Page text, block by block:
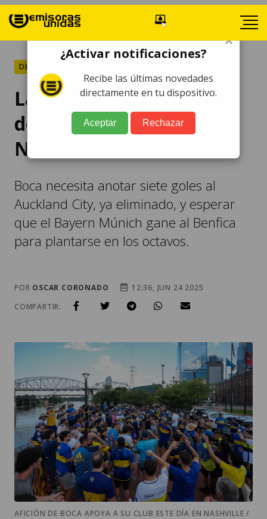
DEPORTES
La Bombonera se
desplaza al 'infierno' de
Nashville
Boca necesita anotar siete goles al
Auckland City, ya eliminado, y esperar
que el Bayern Múnich gane al Benfica
para plantarse en los octavos.
POR OSCAR CORONADO
12:36, JUN 24 2025
COMPARTIR:
AFICIÓN DE BOCA APOYA A SU CLUB ESTE DÍA EN NASHVILLE /
×
¿Activar notificaciones?
Recibe las últimas novedades
directamente en tu dispositivo.
Aceptar Rechazar